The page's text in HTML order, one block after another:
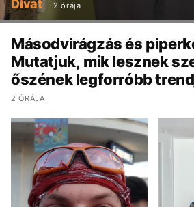
Divat 2 órája
Másodvirágzás és
Mutatjuk, mik lesznek
őszének legforróbb
2 ÓRÁJA